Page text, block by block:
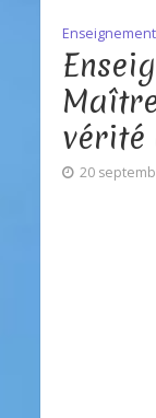
vérité
20